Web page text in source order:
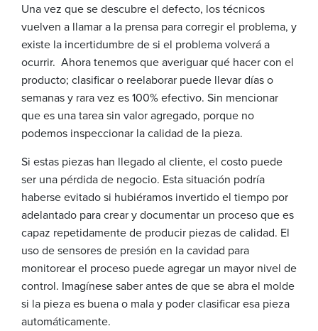
Una vez que se descubre el defecto, los técnicos
vuelven a llamar a la prensa para corregir el problema, y
existe la incertidumbre de si el problema volverá a
ocurrir. Ahora tenemos que averiguar qué hacer con el
producto; clasificar o reelaborar puede llevar días o
semanas y rara vez es 100% efectivo. Sin mencionar
que es una tarea sin valor agregado, porque no
podemos inspeccionar la calidad de la pieza.
Si estas piezas han llegado al cliente, el costo puede
ser una pérdida de negocio. Esta situación podría
haberse evitado si hubiéramos invertido el tiempo por
adelantado para crear y documentar un proceso que es
capaz repetidamente de producir piezas de calidad. El
uso de sensores de presión en la cavidad para
monitorear el proceso puede agregar un mayor nivel de
control. Imagínese saber antes de que se abra el molde
si la pieza es buena o mala y poder clasificar esa pieza
automáticamente.